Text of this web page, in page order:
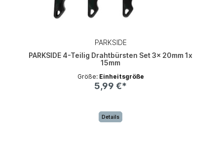
PARKSIDE
PARKSIDE 4-Teilig Drahtbürsten Set 3x 20mm 1x
15mm
Größe: Einheitsgröße
5,99 €*
Details